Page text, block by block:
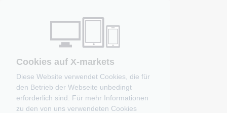
Cookies auf X-markets
Diese Website verwendet Cookies, die für
den Betrieb der Webseite unbedingt
erforderlich sind. Für mehr Informationen
zu den von uns verwendeten Cookies